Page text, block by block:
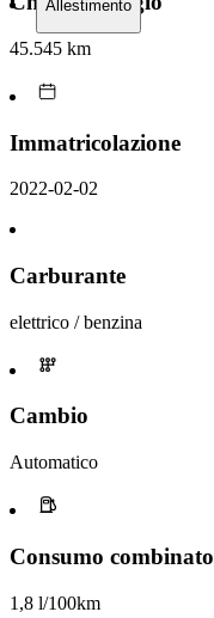
Allestimento
45.545 km
Immatricolazione
2022-02-02
Carburante
elettrico / benzina
Cambio
Automatico
Consumo combinato
1,8 l/100km